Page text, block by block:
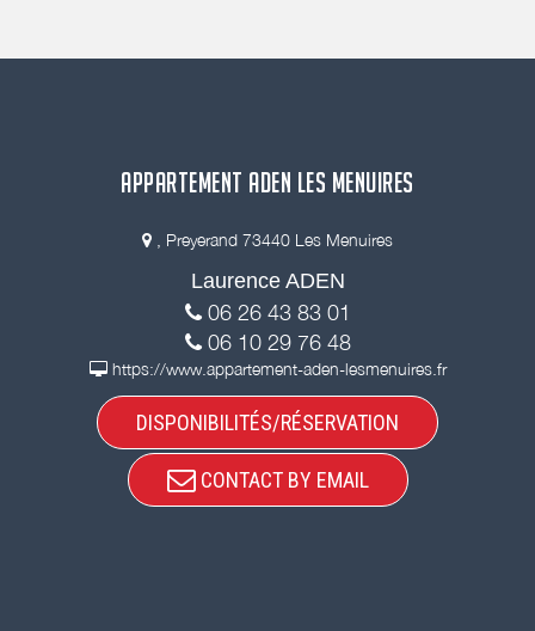
APPARTEMENT ADEN LES MENUIRES
, Preyerand 73440 Les Menuires
Laurence ADEN
06 26 43 83 01
06 10 29 76 48
https://www.appartement-aden-lesmenuires.fr
DISPONIBILITÉS/RÉSERVATION
CONTACT BY EMAIL